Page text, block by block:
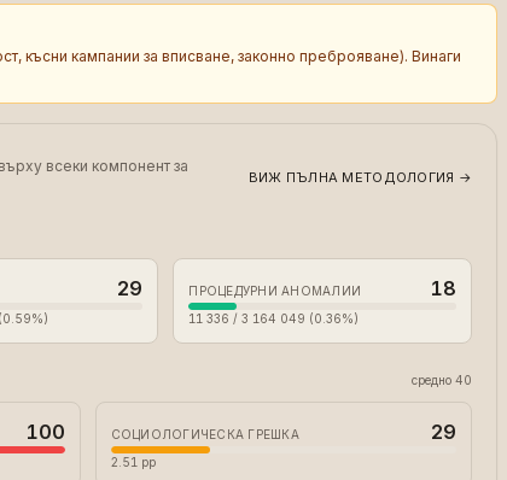
късни кампании за вписване, законно преброяване). Винаги
всеки компонент за
ВИЖ ПЪЛНА МЕТОДОЛОГИЯ →
29 ПРОЦЕДУРНИ АНОМАЛИИ 18
11 336 / 3 164 049 (0.36%)
средно 40
100 СОЦИОЛОГИЧЕСКА ГРЕШКА 29
2.51 pp